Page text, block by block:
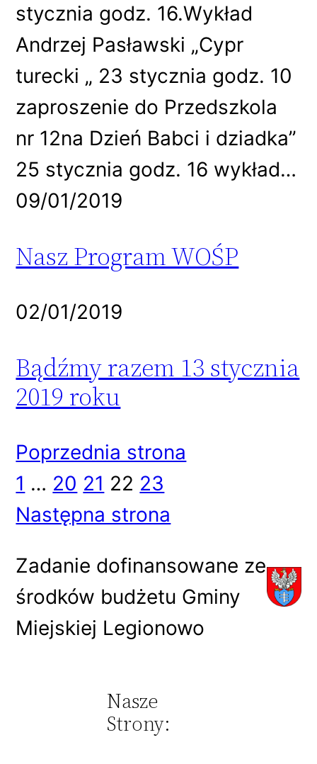
stycznia godz. 16.Wykład
Andrzej Pasławski „Cypr
turecki „ 23 stycznia godz. 10
zaproszenie do Przedszkola
nr 12na Dzień Babci i dziadka”
25 stycznia godz. 16 wykład…
09/01/2019
Nasz Program WOŚP
02/01/2019
Bądźmy razem 13 stycznia
2019 roku
Poprzednia strona
1 … 20 21 22 23
Następna strona
Zadanie dofinansowane ze
środków budżetu Gminy
Miejskiej Legionowo
Nasze
Strony: